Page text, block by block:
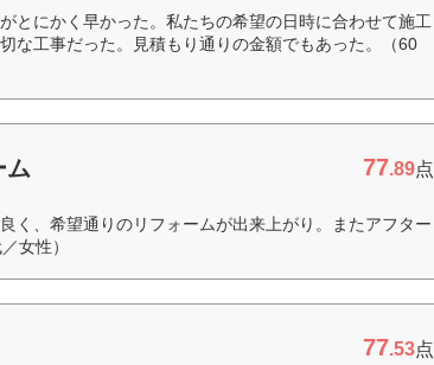
とにかく早かった。私たちの希望の日時に合わせて施工
な工事だった。見積もり通りの金額でもあった。（60
ム 77.89点
く、希望通りのリフォームが出来上がり。またアフター
女性）
77.53点